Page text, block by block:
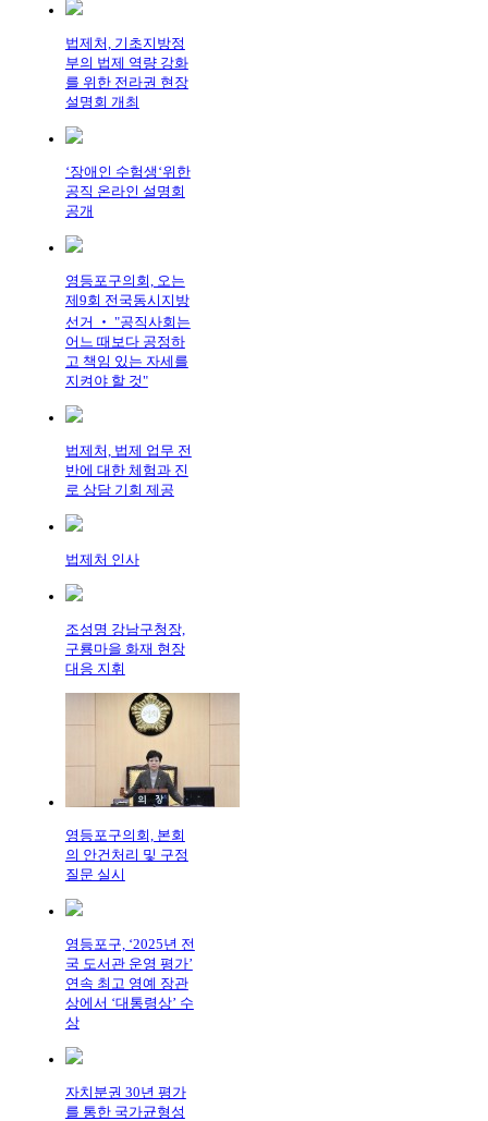
법제처, 기초지방정
부의 법제 역량 강화
를 위한 전라권 현장
설명회 개최
‘장애인 수험생‘위한
공직 온라인 설명회
공개
영등포구의회, 오는
제9회 전국동시지방
선거 ‧ "공직사회는
어느 때보다 공정하
고 책임 있는 자세를
지켜야 할 것"
법제처, 법제 업무 전
반에 대한 체험과 진
로 상담 기회 제공
법제처 인사
조성명 강남구청장,
구룡마을 화재 현장
대응 지휘
영등포구의회, 본회
의 안건처리 및 구정
질문 실시
영등포구, ‘2025년 전
국 도서관 운영 평가’
연속 최고 영예 장관
상에서 ‘대통령상’ 수
상
자치분권 30년 평가
를 통한 국가균형성